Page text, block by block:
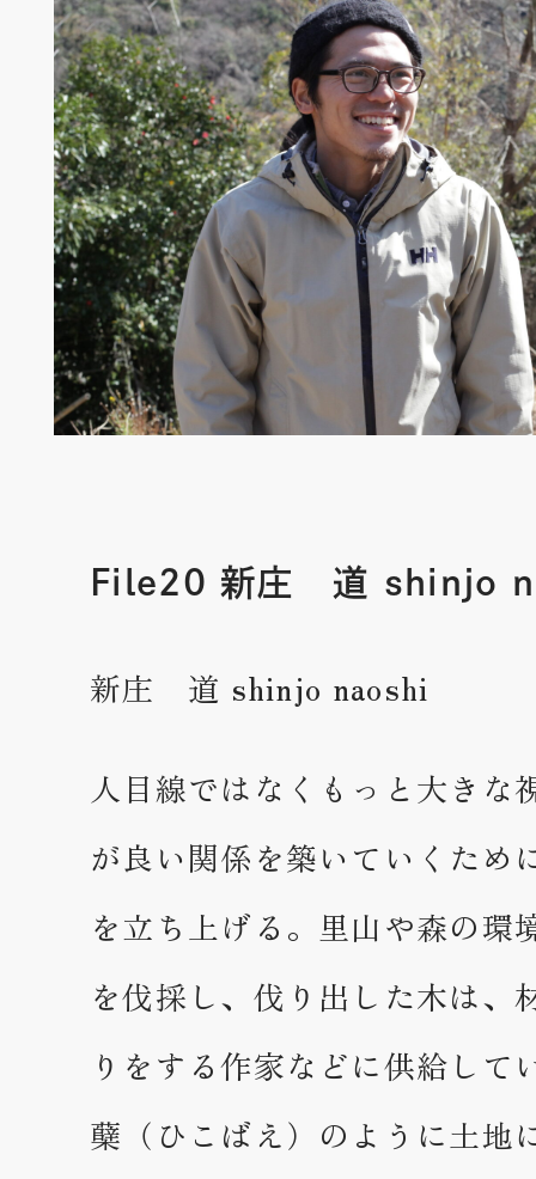
File20 新庄 道 shinjo
新庄 道 shinjo naoshi
人目線ではなくもっと大きな
が良い関係を築いていくため
を立ち上げる。里山や森の環
を伐採し、伐り出した木は、
りをする作家などに供給して
蘖（ひこばえ）のように土地